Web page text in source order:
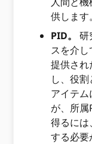
供します。
PID。
研
スを介し
提供さ
し、役
アイテ
が、所
得るに
する必要